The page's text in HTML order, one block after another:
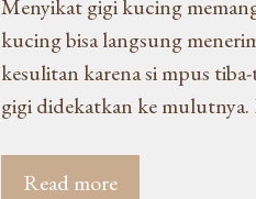
Menyikat gigi kucing
kucing bisa langsung
kesulitan karena si mpus
gigi didekatkan ke
Read more